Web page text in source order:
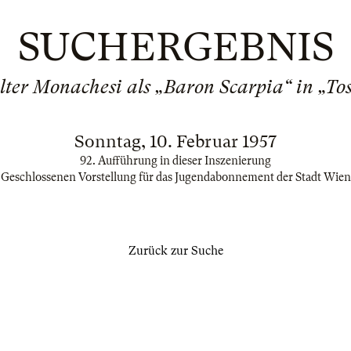
SUCHERGEBNIS
Monachesi als „Baron Scarpia“ in
Sonntag, 10. Februar 1957
92. Aufführung in dieser Inszenierung
Geschlossenen Vorstellung für das Jugendabonnement der Stadt Wien
Zurück zur Suche